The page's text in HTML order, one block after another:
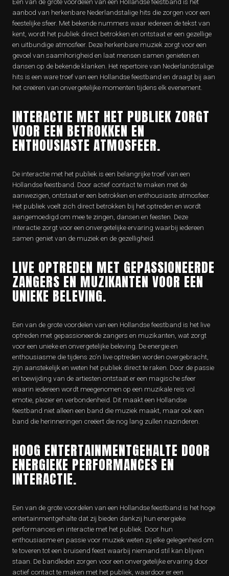
aanbod van herkenbare Nederlandstalige hits die zorgen voor een
feestelijke sfeer. Met bekende nummers waar iedereen de tekst van
kent, wordt het publiek direct betrokken en ontstaat er een gezellige
en uitbundige atmosfeer. Deze herkenbare muziek zorgt voor een
gevoel van saamhorigheid en laat mensen samen genieten en
dansen op de bekende klanken. Het repertoire van Nederlandstalige
hits is een ware troef van een Hollandse feestband en draagt bij aan
het creëren van onvergetelijke momenten tijdens elk evenement.
INTERACTIE MET HET PUBLIEK ZORGT
VOOR EEN BETROKKEN EN
ENTHOUSIASTE ATMOSFEER.
De interactie met het publiek is een belangrijke troef van een
Hollandse feestband. Door actief contact te maken met de
aanwezigen, ontstaat er een betrokken en enthousiaste atmosfeer.
Het publiek voelt zich direct betrokken bij het optreden en wordt
aangemoedigd om mee te zingen, dansen en feesten. Deze
interactie zorgt voor een onvergetelijke ervaring waarbij iedereen
samen geniet van de muziek en de gezelligheid.
LIVE OPTREDEN MET GEPASSIONEERDE
ZANGERS EN MUZIKANTEN VOOR EEN
UNIEKE BELEVING.
Een van de grote voordelen van een Hollandse feestband is het live
optreden met gepassioneerde zangers en muzikanten, wat zorgt
voor een unieke en onvergetelijke beleving. De energie en
enthousiasme die tijdens zo’n live optreden worden overgebracht,
zijn aanstekelijk en weten het publiek direct te raken. Door de passie
en toewijding van de artiesten ontstaat er een magische sfeer
waarin iedereen wordt meegenomen op een muzikale reis vol
emotie, plezier en verbondenheid. Dit maakt een Hollandse
feestband niet alleen een band die muziek maakt, maar ook een
band die herinneringen creëert die nog lang zullen nazinderen.
HOOG ENTERTAINMENTGEHALTE DOOR
ENERGIEKE PERFORMANCES EN
INTERACTIE.
Een van de grote voordelen van een Hollandse feestband is het hoge
entertainmentgehalte dat zij bieden dankzij hun energieke
performances en interactie met het publiek. Door hun
enthousiasme en passie voor muziek weten zij elke gelegenheid om
te toveren tot een bruisend feest waarbij niemand stil kan blijven
staan. De bandleden zorgen voor een onvergetelijke ervaring door
actief contact te maken met het publiek, waardoor er een